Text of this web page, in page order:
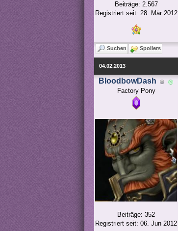
Beiträge: 2.567
Registriert seit: 28. Mär 2012
Suchen Spoilers
04.02.2013
BloodbowDash
Factory Pony
Beiträge: 352
Registriert seit: 06. Jun 2012